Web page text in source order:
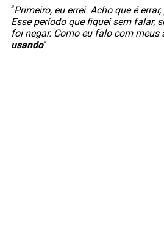
“Primeiro, eu errei. Acho que é
Esse período que fiquei sem falar,
foi negar. Como eu falo com meus
usando”.